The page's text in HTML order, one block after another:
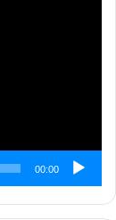
00:00